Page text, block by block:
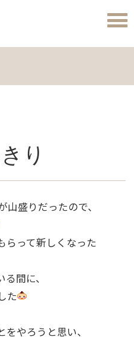
り
盛りだったので、
らって新しくなった
間に、
た
やろうと思い、